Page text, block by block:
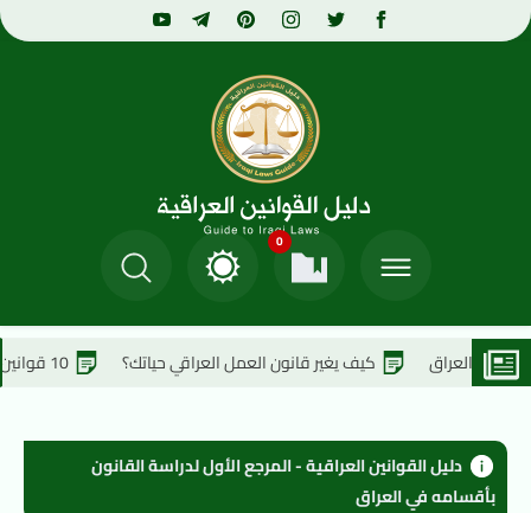
0
كيف يغير قانون العمل العراقي حياتك؟ 10 قوانين عراقية لن تصدق أنها حقيقية !
بأقسامه في العراق